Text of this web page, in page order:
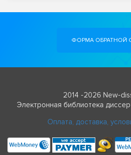
ФОРМА ОБРАТНОЙ
2014 -2026 New-
Электронная библиотека
Оплата, доставка,